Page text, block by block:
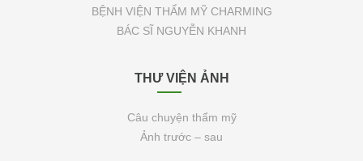
BỆNH VIỆN THẨM MỸ CHARMING
BÁC SĨ NGUYỄN KHANH
THƯ VIỆN ẢNH
Câu chuyện thẩm mỹ
Ảnh trước – sau